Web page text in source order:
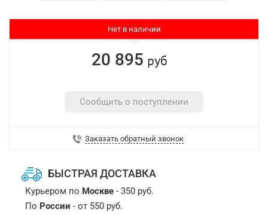
Нет в наличии
20 895 руб
Сообщить о поступлении
Заказать обратный звонок
БЫСТРАЯ ДОСТАВКА
Курьером по Москве- 350 руб.
По России - от 550 руб.